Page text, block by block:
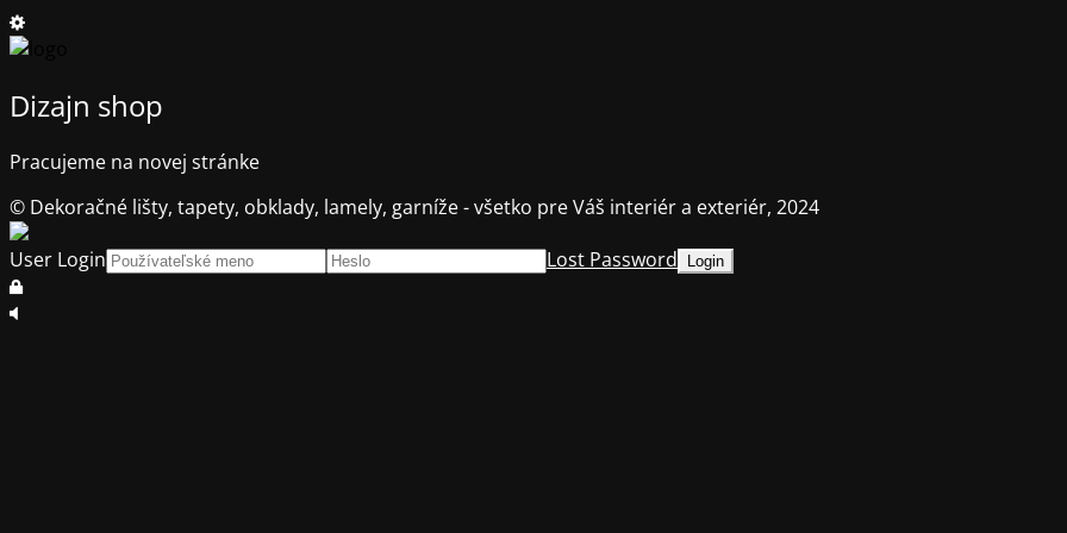
Dizajn shop
Pracujeme na novej stránke
© Dekoračné lišty, tapety, obklady, lamely, garníže - všetko pre Váš interiér a exteriér, 2024
User Login
Lost Password